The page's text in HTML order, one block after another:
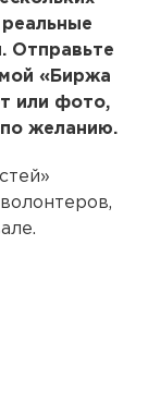
Отправьте
«Биржа
или фото,
желанию.